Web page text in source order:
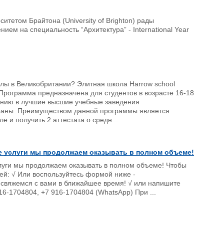
Брайтона (University of Brighton) рады
на специальность “Архитектура” - International Year
в Великобритании? Элитная школа Harrow school
предназначена для студентов в возрасте 16-18
в лучшие высшие учебные заведения
Преимуществом данной программы является
и получить 2 аттестата о средн...
мы продолжаем оказывать в полном объеме!
мы продолжаем оказывать в полном объеме! Чтобы
√ Или воспользуйтесь формой ниже -
с вами в ближайшее время! √ или напишите
1704804, +7 916-1704804 (WhatsApp) При ...